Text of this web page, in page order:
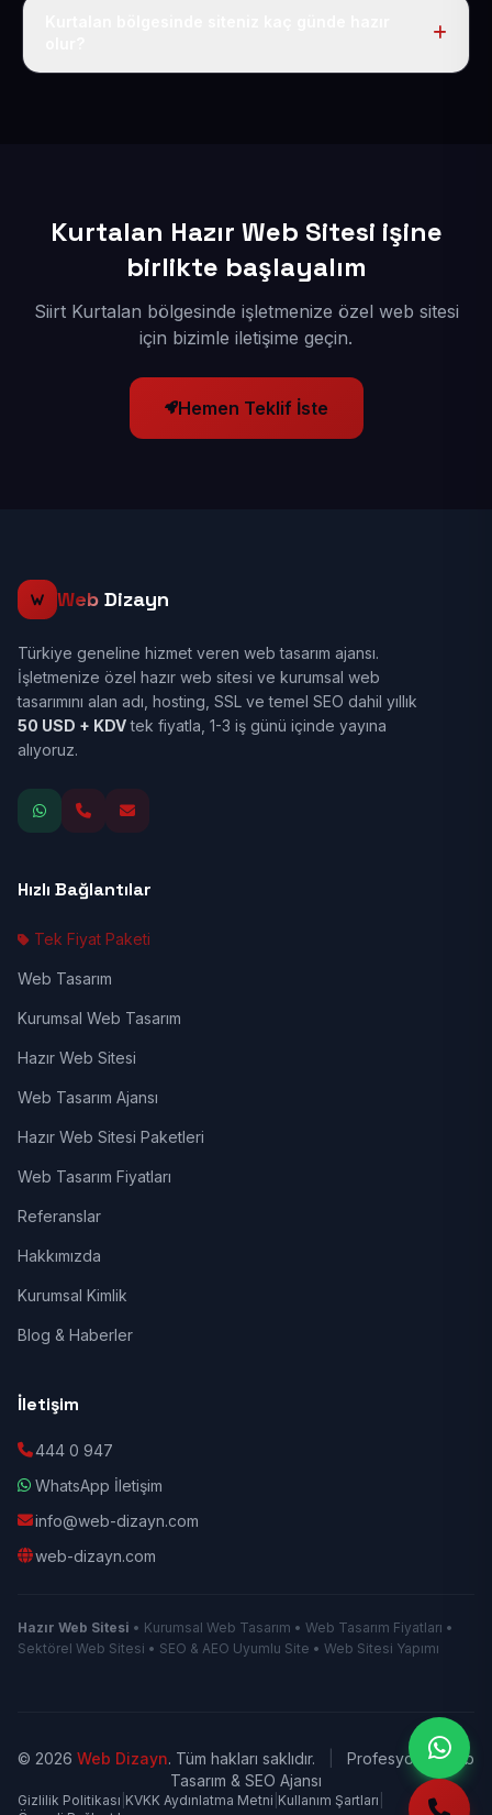
Kurtalan Hazır Web Sitesi işine
birlikte başlayalım
Siirt Kurtalan bölgesinde işletmenize özel web sitesi
için bizimle iletişime geçin.
Hemen Teklif İste
Web Dizayn
Türkiye geneline hizmet veren web tasarım ajansı.
İşletmenize özel hazır web sitesi ve kurumsal web
tasarımını alan adı, hosting, SSL ve temel SEO dahil yıllık
50 USD + KDVtek fiyatla, 1-3 iş günü içinde yayına
alıyoruz.
Hızlı Bağlantılar
Tek Fiyat Paketi
Web Tasarım
Kurumsal Web Tasarım
Hazır Web Sitesi
Web Tasarım Ajansı
Hazır Web Sitesi Paketleri
Web Tasarım Fiyatları
Referanslar
Hakkımızda
Kurumsal Kimlik
Blog & Haberler
İletişim
444 0 947
WhatsApp İletişim
info@web-dizayn.com
web-dizayn.com
Hazır Web Sitesi • Kurumsal Web Tasarım • Web Tasarım Fiyatları •
Sektörel Web Sitesi • SEO & AEO Uyumlu Site • Web Sitesi Yapımı
© 2026 Web Dizayn. Tüm hakları saklıdır.
Profesyonel Web
Tasarım & SEO Ajansı
Gizlilik Politikası KVKK Aydınlatma Metni Kullanım Şartları